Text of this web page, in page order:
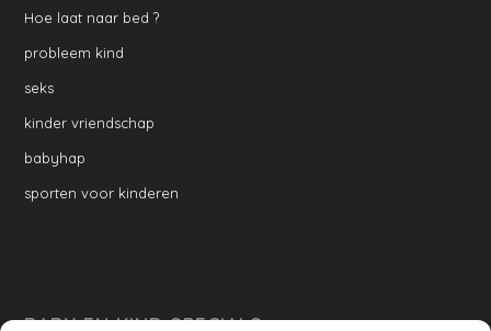
Hoe laat naar bed ?
probleem kind
seks
kinder vriendschap
babyhap
sporten voor kinderen
BABY EN KIND SPECIALS